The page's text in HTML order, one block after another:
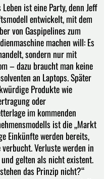
ist eine Party, denn Jeff
entwickelt, mit dem
von Gaspipelines zum
machen will: Es
sondern nur mit
– dazu braucht man keine
an Laptops. Später
Produkte wie
oder
im kommenden
ist die „Markt
Einkünfte werden bereits,
Verluste werden in
gelten als nicht existent.
das Prinzip nicht?“